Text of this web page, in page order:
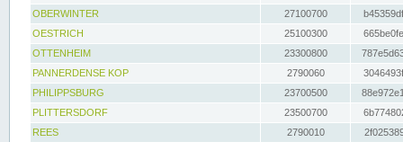
OBERWINTER
27100700
OESTRICH
25100300
OTTENHEIM
23300800
PANNERDENSE KOP
2790060
PHILIPPSBURG
23700500
PLITTERSDORF
23500700
REES
2790010